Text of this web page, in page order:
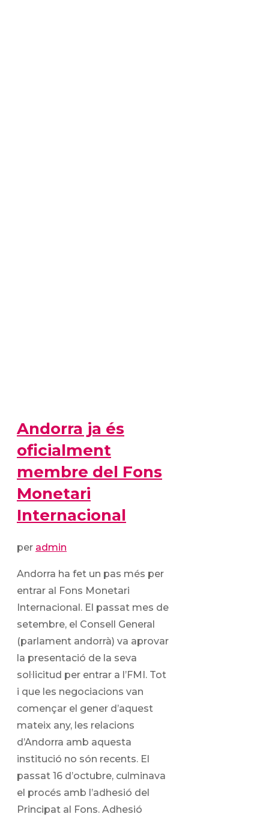
Andorra ja és
oficialment
membre del Fons
Monetari
Internacional
per admin
Andorra ha fet un pas més per
entrar al Fons Monetari
Internacional. El passat mes de
setembre, el Consell General
(parlament andorrà) va aprovar
la presentació de la seva
sol·licitud per entrar a l’FMI. Tot
i que les negociacions van
començar el gener d’aquest
mateix any, les relacions
d’Andorra amb aquesta
institució no són recents. El
passat 16 d’octubre, culminava
el procés amb l’adhesió del
Principat al Fons. Adhesió